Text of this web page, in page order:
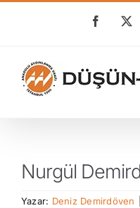
Facebook
X
Nurgül
Yazar: Deniz Demirdöven